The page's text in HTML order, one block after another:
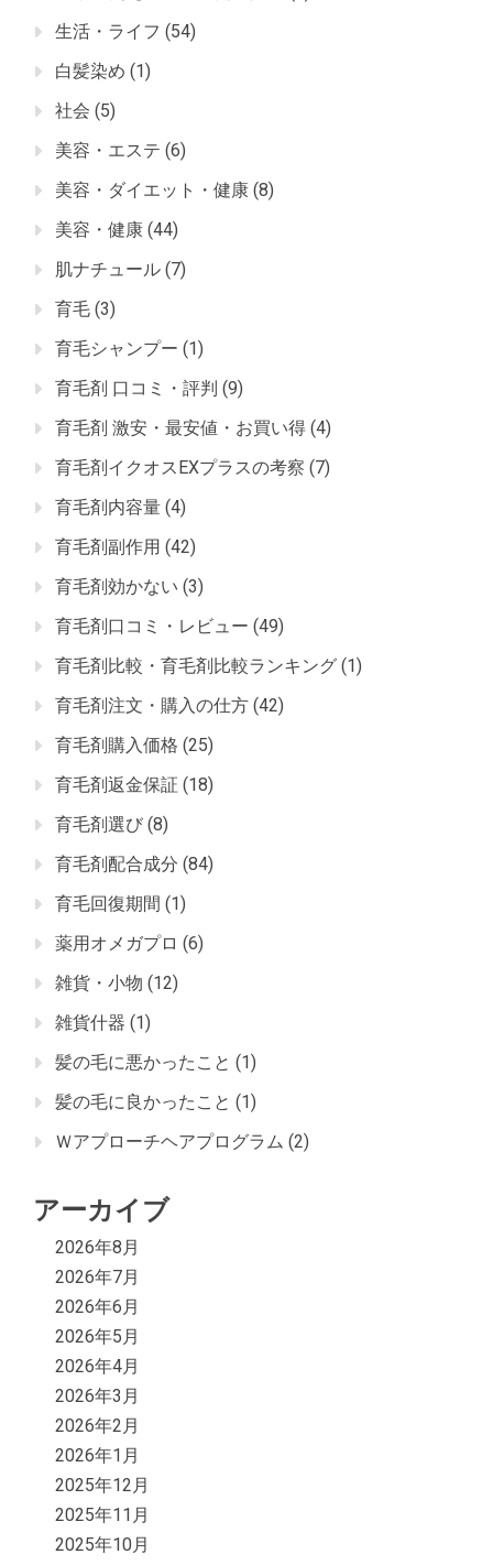
生活・ライフ (54)
白髪染め (1)
社会 (5)
美容・エステ (6)
美容・ダイエット・健康 (8)
美容・健康 (44)
肌ナチュール (7)
育毛 (3)
育毛シャンプー (1)
育毛剤 口コミ・評判 (9)
育毛剤 激安・最安値・お買い得 (4)
育毛剤イクオスEXプラスの考察 (7)
育毛剤内容量 (4)
育毛剤副作用 (42)
育毛剤効かない (3)
育毛剤口コミ・レビュー (49)
育毛剤比較・育毛剤比較ランキング (1)
育毛剤注文・購入の仕方 (42)
育毛剤購入価格 (25)
育毛剤返金保証 (18)
育毛剤選び (8)
育毛剤配合成分 (84)
育毛回復期間 (1)
薬用オメガプロ (6)
雑貨・小物 (12)
雑貨什器 (1)
髪の毛に悪かったこと (1)
髪の毛に良かったこと (1)
Ｗアプローチヘアプログラム (2)
アーカイブ
2026年8月
2026年7月
2026年6月
2026年5月
2026年4月
2026年3月
2026年2月
2026年1月
2025年12月
2025年11月
2025年10月